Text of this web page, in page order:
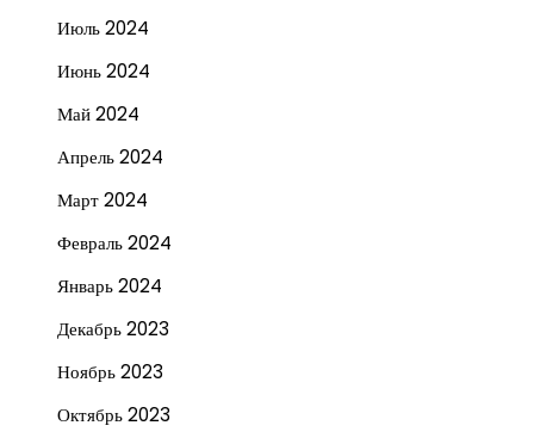
Июль 2024
Июнь 2024
Май 2024
Апрель 2024
Март 2024
Февраль 2024
Январь 2024
Декабрь 2023
Ноябрь 2023
Октябрь 2023